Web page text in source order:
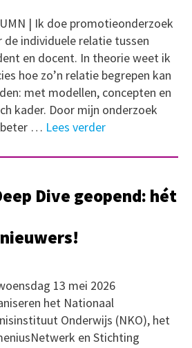
| Ik doe promotieonderzoek
de individuele relatie tussen
en docent. In theorie weet ik
hoe zo’n relatie begrepen kan
met modellen, concepten en
kader. Door mijn onderzoek
beter … Lees verder
Dive geopend: hét
13 mei 2026
het Nationaal
Onderwijs (NKO), het
en Stichting